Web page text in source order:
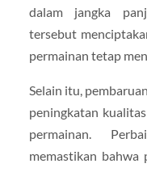
dalam jangka
tersebut
permainan tetap
Selain itu,
peningkatan
permainan.
memastikan bahwa